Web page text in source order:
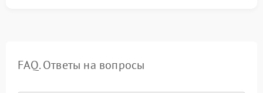
FAQ. Ответы на вопросы